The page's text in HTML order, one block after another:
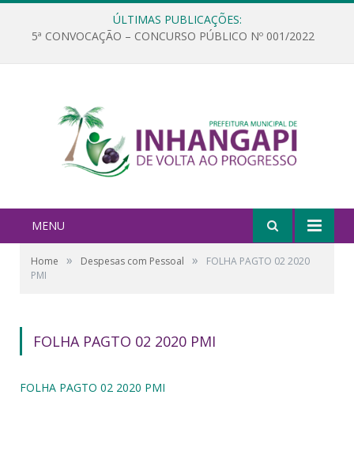
ÚLTIMAS PUBLICAÇÕES:
5ª CONVOCAÇÃO – CONCURSO PÚBLICO Nº 001/2022
MENU
Home » Despesas com Pessoal »
FOLHA PAGTO 02 2020
PMI
FOLHA PAGTO 02 2020 PMI
FOLHA PAGTO 02 2020 PMI